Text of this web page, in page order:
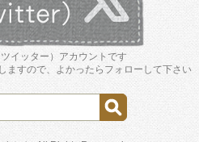
イッター）アカウントです
ますので、よかったらフォローして下さい